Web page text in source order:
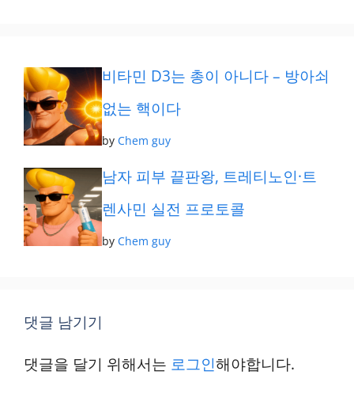
비타민 D3는 총이 아니다 – 방아쇠
없는 핵이다
byChem guy
남자 피부 끝판왕, 트레티노인·트
렌사민 실전 프로토콜
byChem guy
댓글 남기기
댓글을 달기 위해서는 로그인해야합니다.